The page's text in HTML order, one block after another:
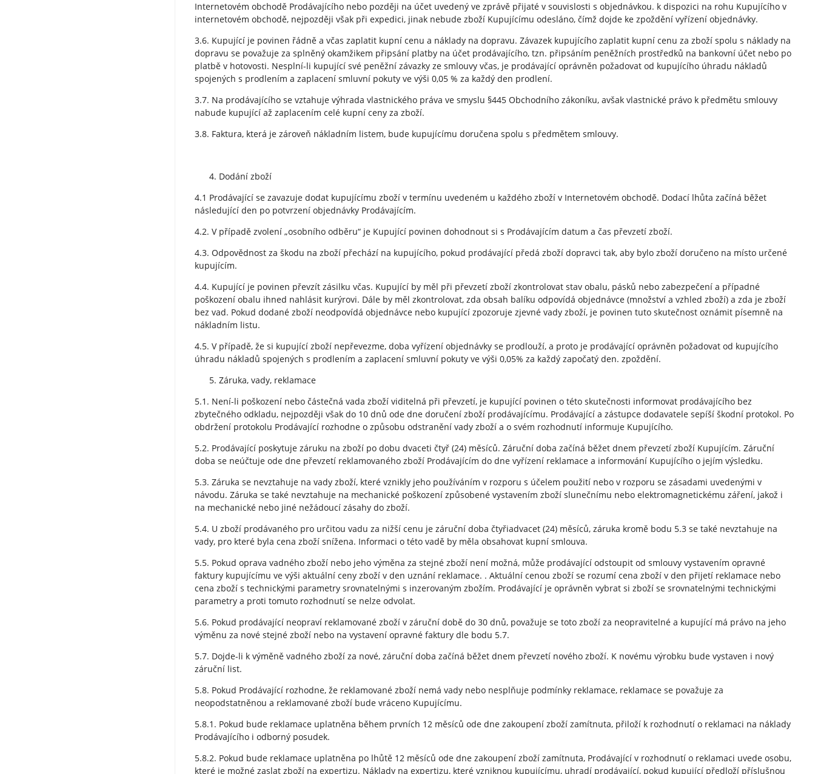
Internetovém obchodě Prodávajícího nebo později na účet uvedený ve zprávě přijaté v souvislosti s objednávkou. k dispozici na rohu Kupujícího v
internetovém obchodě, nejpozději však při expedici, jinak nebude zboží Kupujícímu odesláno, čímž dojde ke zpoždění vyřízení objednávky.
3.6. Kupující je povinen řádně a včas zaplatit kupní cenu a náklady na dopravu. Závazek kupujícího zaplatit kupní cenu za zboží spolu s náklady na
dopravu se považuje za splněný okamžikem připsání platby na účet prodávajícího, tzn. připsáním peněžních prostředků na bankovní účet nebo po
platbě v hotovosti. Nesplní-li kupující své peněžní závazky ze smlouvy včas, je prodávající oprávněn požadovat od kupujícího úhradu nákladů
spojených s prodlením a zaplacení smluvní pokuty ve výši 0,05 % za každý den prodlení.
3.7. Na prodávajícího se vztahuje výhrada vlastnického práva ve smyslu §445 Obchodního zákoníku, avšak vlastnické právo k předmětu smlouvy
nabude kupující až zaplacením celé kupní ceny za zboží.
3.8. Faktura, která je zároveň nákladním listem, bude kupujícímu doručena spolu s předmětem smlouvy.
Dodání zboží
4.1 Prodávající se zavazuje dodat kupujícímu zboží v termínu uvedeném u každého zboží v Internetovém obchodě. Dodací lhůta začíná běžet
následující den po potvrzení objednávky Prodávajícím.
4.2. V případě zvolení „osobního odběru“ je Kupující povinen dohodnout si s Prodávajícím datum a čas převzetí zboží.
4.3. Odpovědnost za škodu na zboží přechází na kupujícího, pokud prodávající předá zboží dopravci tak, aby bylo zboží doručeno na místo určené
kupujícím.
4.4. Kupující je povinen převzít zásilku včas. Kupující by měl při převzetí zboží zkontrolovat stav obalu, pásků nebo zabezpečení a případné
poškození obalu ihned nahlásit kurýrovi. Dále by měl zkontrolovat, zda obsah balíku odpovídá objednávce (množství a vzhled zboží) a zda je zboží
bez vad. Pokud dodané zboží neodpovídá objednávce nebo kupující zpozoruje zjevné vady zboží, je povinen tuto skutečnost oznámit písemně na
nákladním listu.
4.5. V případě, že si kupující zboží nepřevezme, doba vyřízení objednávky se prodlouží, a proto je prodávající oprávněn požadovat od kupujícího
úhradu nákladů spojených s prodlením a zaplacení smluvní pokuty ve výši 0,05% za každý započatý den. zpoždění.
Záruka, vady, reklamace
5.1. Není-li poškození nebo částečná vada zboží viditelná při převzetí, je kupující povinen o této skutečnosti informovat prodávajícího bez
zbytečného odkladu, nejpozději však do 10 dnů ode dne doručení zboží prodávajícímu. Prodávající a zástupce dodavatele sepíší škodní protokol. Po
obdržení protokolu Prodávající rozhodne o způsobu odstranění vady zboží a o svém rozhodnutí informuje Kupujícího.
5.2. Prodávající poskytuje záruku na zboží po dobu dvaceti čtyř (24) měsíců. Záruční doba začíná běžet dnem převzetí zboží Kupujícím. Záruční
doba se neúčtuje ode dne převzetí reklamovaného zboží Prodávajícím do dne vyřízení reklamace a informování Kupujícího o jejím výsledku.
5.3. Záruka se nevztahuje na vady zboží, které vznikly jeho používáním v rozporu s účelem použití nebo v rozporu se zásadami uvedenými v
návodu. Záruka se také nevztahuje na mechanické poškození způsobené vystavením zboží slunečnímu nebo elektromagnetickému záření, jakož i
na mechanické nebo jiné nežádoucí zásahy do zboží.
5.4. U zboží prodávaného pro určitou vadu za nižší cenu je záruční doba čtyřiadvacet (24) měsíců, záruka kromě bodu 5.3 se také nevztahuje na
vady, pro které byla cena zboží snížena. Informaci o této vadě by měla obsahovat kupní smlouva.
5.5. Pokud oprava vadného zboží nebo jeho výměna za stejné zboží není možná, může prodávající odstoupit od smlouvy vystavením opravné
faktury kupujícímu ve výši aktuální ceny zboží v den uznání reklamace. . Aktuální cenou zboží se rozumí cena zboží v den přijetí reklamace nebo
cena zboží s technickými parametry srovnatelnými s inzerovaným zbožím. Prodávající je oprávněn vybrat si zboží se srovnatelnými technickými
parametry a proti tomuto rozhodnutí se nelze odvolat.
5.6. Pokud prodávající neopraví reklamované zboží v záruční době do 30 dnů, považuje se toto zboží za neopravitelné a kupující má právo na jeho
výměnu za nové stejné zboží nebo na vystavení opravné faktury dle bodu 5.7.
5.7. Dojde-li k výměně vadného zboží za nové, záruční doba začíná běžet dnem převzetí nového zboží. K novému výrobku bude vystaven i nový
záruční list.
5.8. Pokud Prodávající rozhodne, že reklamované zboží nemá vady nebo nesplňuje podmínky reklamace, reklamace se považuje za
neopodstatněnou a reklamované zboží bude vráceno Kupujícímu.
5.8.1. Pokud bude reklamace uplatněna během prvních 12 měsíců ode dne zakoupení zboží zamítnuta, přiloží k rozhodnutí o reklamaci na náklady
Prodávajícího i odborný posudek.
5.8.2. Pokud bude reklamace uplatněna po lhůtě 12 měsíců ode dne zakoupení zboží zamítnuta, Prodávající v rozhodnutí o reklamaci uvede osobu,
které je možné zaslat zboží na expertizu. Náklady na expertizu, které vzniknou kupujícímu, uhradí prodávající, pokud kupující předloží příslušnou